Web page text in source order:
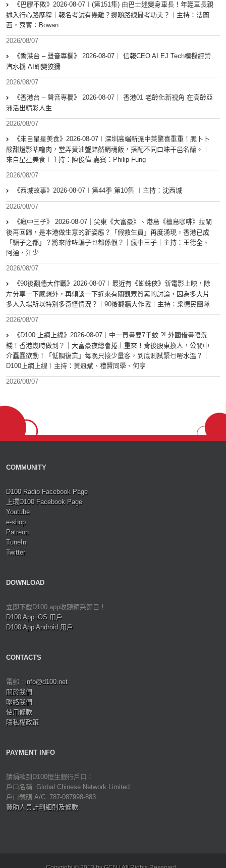
《巴膠不敗》2026-08-07︱(第151集) 由巴士迷變身車長！年輕車長親
述入行心路歷程｜報名考試有幾難？邊啲路線最考功夫？︱主持：法蘭
西，嘉賓︰Bowan
2026/08/07
《香港台 – 聲音專欄》 2026-08-07｜ 信報CEO AI EJ Tech模擬經營
汽水機 AI即變狡猾
2026/08/07
《香港台 – 聲音專欄》 2026-08-07｜ 香港01 老齡化新視角 在高齡亞
洲活出精彩人生
2026/08/07
《來自星星美食》2026-08-07︱深圳高端新派中菜驚喜重重！脆卜卜
酸甜燈影咕嚕肉，堂弄黃油蟹黯然銷魂飯，搭配不同口味干邑名釀。︱
來自星星美食︱主持：陳俊偉 嘉賓：Philip Fung
2026/08/07
《西城故事》2026-08-07︱第44季 第10集 ︱主持：沈西城
2026/08/07
《瘋中三子》 2026-08-07｜尖東《大富豪》、港島《檀島咖啡》拉閘
後再回歸，是本港做生意的新姿態？「假救生員」再度湧現，香港已成
「騙子之都」？將來除咗騙子乜都係假？｜瘋中三子｜主持：王德全、
阿通、江少
2026/08/07
《90後翻牆大作戰》2026-08-07︱最近有《蜘蛛俠》新電影上映，除
左分享一下感想外，再傾談一下近來有關觀眾質素的討論，因為多大片
多人入場所以特別多奇怪情況？︱90後翻牆大作戰︱主持：梁德民團隊
2026/08/07
《D100 上綱上線》2026-08-07｜中一買書要7千蚊 ?! 外國借書唔洗
錢！香港幾時做到？｜大富豪夜總會捲土重來！背後股東換人，公關中
介蠢蠢欲動！「低調復業」每晚只接少量客，到底測試緊乜嘢水溫？｜
D100上綱上線︱主持：黃冠斌、禮賢同學、何亨
2026/08/07
COMMUNITY
D100 Radio Facebook Page
上環D100 Facebook Page
Youtube
e-shop
Patreon
TuneIn
Twitter
DOWNLOAD
立即下載D100 app收聽精采節目！
D100 App iOS 用戶
D100 App Android 用戶
CONTACTS
電郵 : info@d100.net
關於我們
聯絡我們
使用條款
隱私權政策
PAYMENT INFO
請捐款到D100恒生銀行戶口：
戶口名稱: Global Chinese Network Limited
戶口號碼 A/C: 787-087998-883
贊助人員計劃細則及條款